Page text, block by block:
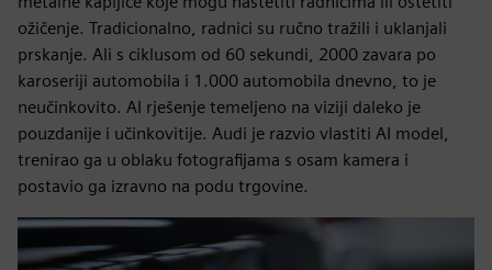
ožičenje. Tradicionalno, radnici su ručno tražili i uklanjali
prskanje. Ali s ciklusom od 60 sekundi, 2000 zavara po
karoseriji automobila i 1.000 automobila dnevno, to je
neučinkovito. AI rješenje temeljeno na viziji daleko je
pouzdanije i učinkovitije. Audi je razvio vlastiti AI model,
trenirao ga u oblaku fotografijama s osam kamera i
postavio ga izravno na podu trgovine.